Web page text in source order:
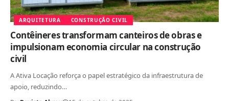
ARQUITETURA CONSTRUÇÃO CIVIL
Contêineres transformam canteiros de obras e
impulsionam economia circular na construção
civil
A Ativa Locação reforça o papel estratégico da infraestrutura de
apoio, reduzindo…